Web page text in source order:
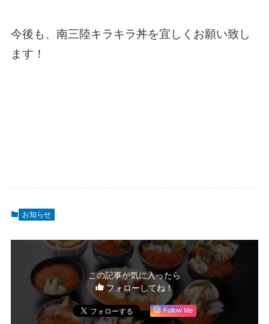
今後も、南三陸キラキラ丼を宜しくお願い致し
ます！
お知らせ
この記事が気に入ったら
フォローしてね！
Follow Me